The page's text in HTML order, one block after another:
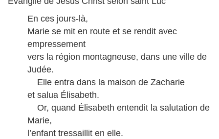
En ces jours-là,
Marie se mit en route et se rendit avec
empressement
vers la région montagneuse, dans une ville de
Judée.
Elle entra dans la maison de Zacharie
et salua Élisabeth.
Or, quand Élisabeth entendit la salutation de
Marie,
l’enfant tressaillit en elle.